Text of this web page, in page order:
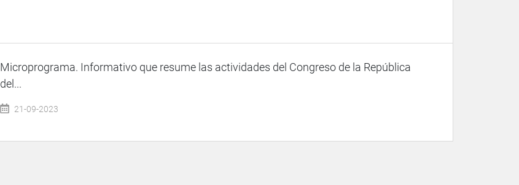
Microprograma. Informativo que resume las actividades del Congreso de la República
del...
21-09-2023